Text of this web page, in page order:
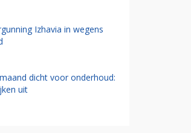
Izhavia in wegens
dicht voor onderhoud:
uit